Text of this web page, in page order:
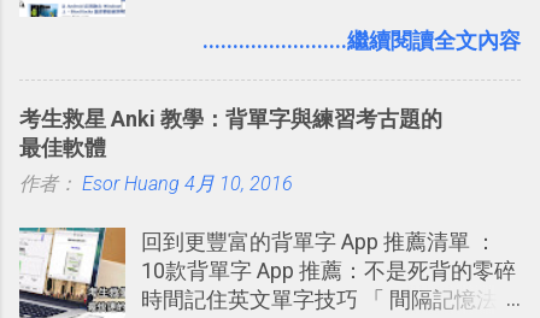
2016/8 新增： Trello 開放「強化功能」
2016/8 新增 ： Trello 卡片自訂欄位密
技！最想要的強大 Trello 客製化範例教
急時間管理四象限在 Trello 活用與範本
用 Trello？ 8個專案排程協作重點技巧
2017/6 新增： 如何用 Trello 規劃自助
旅行？我的 Trello 行程計畫使用技巧教
用新版的分享功能與隱私設定。 嚴格來
置。不過有一項很實用的設定是新增
你」的內容，決定要不要讓其他朋友看
標籤在他的訊息中，或是想把你標籤在
相片圖片裡，現在你都多了一個「事先
審查」的機制，可以決定這些你被標籤
........................繼續閱讀全文內容
考生救星 Anki 教學：背單字與練習考古題的
最佳軟體
作者： Esor Huang 4月 10, 2016
回到更豐富的背單字 App 推薦清單 ：
10款背單字 App 推薦：不是死背的零碎
時間記住英文單字技巧 「 間隔記憶法